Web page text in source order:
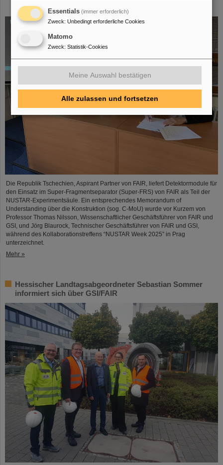
Construction Memorandum of Understanding
Die Republik Tschechien, Aspirant Partner von FAIR, liefert Detektormodule für
den Einsatz im Super-Fragmentseparator (Super-FRS) von FAIR als Teil der
NUSTAR-Experimentsäule. Ein entsprechendes Memorandum of
Understanding über die Konstruktion (sog. C-MoU) wurde vor Kurzem von
Professor Thomas Nilsson, Wissenschaftlicher Geschäftsführer von FAIR und
GSI, und Jörg Blaurock, Technischer Geschäftsführer von FAIR und GSI,
während des Kollaborationstreffens “NUSTAR Week 2025” in Prag
unterzeichnet.
Mehr »
Hessischer Landtagsabgeordneter Sebastian Sommer
informiert sich über GSI/FAIR
Essentials (immer erforderlich)
Zweck: Unbedingt erforderliche Cookies
Matomo
Zweck: Statistik-Cookies
Meine Auswahl bestätigen
Alle zulassen und fortsetzen